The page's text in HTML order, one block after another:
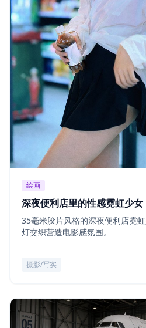
绘画
深夜便利店里的性感霓虹少女
35毫米胶片风格的深夜便利店霓
灯交织营造电影感氛围。
摄影/写实